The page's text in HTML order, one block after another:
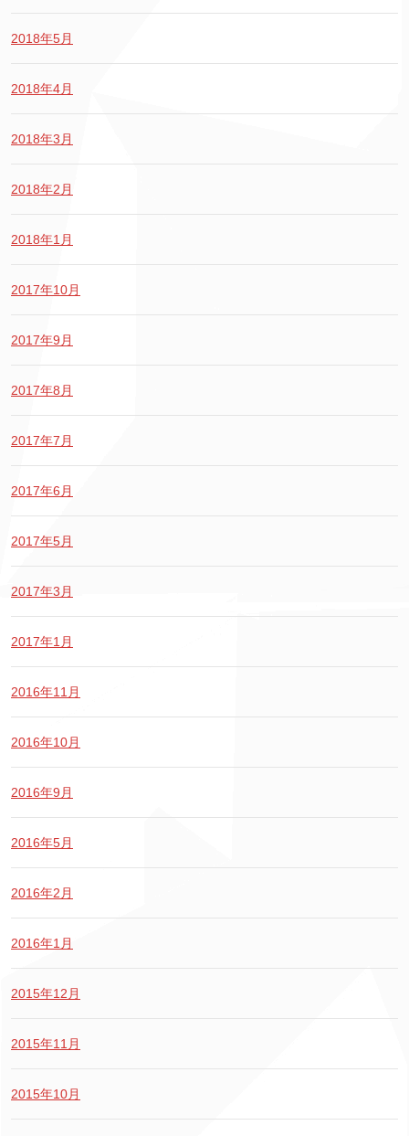
2018年5月
2018年4月
2018年3月
2018年2月
2018年1月
2017年10月
2017年9月
2017年8月
2017年7月
2017年6月
2017年5月
2017年3月
2017年1月
2016年11月
2016年10月
2016年9月
2016年5月
2016年2月
2016年1月
2015年12月
2015年11月
2015年10月